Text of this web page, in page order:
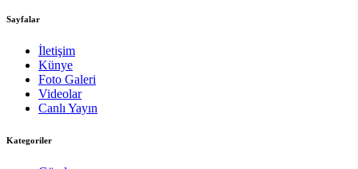
Sayfalar
İletişim
Künye
Foto Galeri
Videolar
Canlı Yayın
Kategoriler